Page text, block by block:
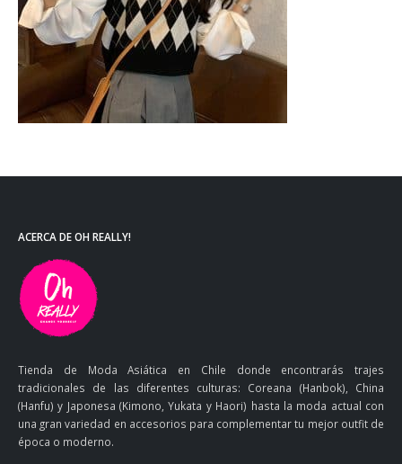
ACERCA DE OH REALLY!
Tienda de Moda Asiática en Chile donde encontrarás trajes
tradicionales de las diferentes culturas: Coreana (Hanbok), China
(Hanfu) y Japonesa (Kimono, Yukata y Haori) hasta la moda actual con
una gran variedad en accesorios para complementar tu mejor outfit de
época o moderno.